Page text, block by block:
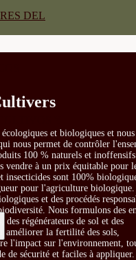
DEL
et biologiques et nous
nous permet de contrôler
100 % naturels et
vendre à un prix équitable pour
insecticides sont 100%
pour l'agriculture biologique.
et des procédés
Nous formulons des
des régénérateurs de sol et des
améliorer la fertilité des sols,
l'impact sur l'environnement,
de sécurité et faciles à appliquer.